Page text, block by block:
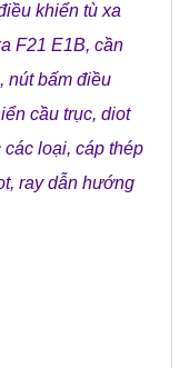
khiển tù xa
F21 E1B, cần
, nút bấm điều
cầu trục, diot
các loại, cáp thép
, ray dẫn hướng